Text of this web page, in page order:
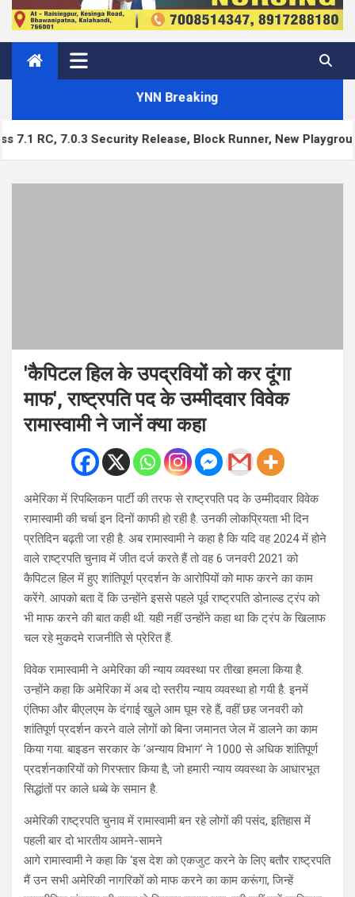
YNN Breaking
Release, Block Runner, New Playground UI and more —
'कैपिटल हिल के उपद्रवियों को कर दूंगा
माफ', राष्ट्रपति पद के उम्मीदवार विवेक
रामास्वामी ने जानें क्या कहा
अमेरिका में रिपब्लिकन पार्टी की तरफ से राष्ट्रपति पद के उम्मीदवार विवेक
रामास्वामी की चर्चा इन दिनों काफी हो रही है. उनकी लोकप्रियता भी दिन
प्रतिदिन बढ़ती जा रही है. अब रामास्वामी ने कहा है कि यदि वह 2024 में होने
वाले राष्ट्रपति चुनाव में जीत दर्ज करते हैं तो वह 6 जनवरी 2021 को
कैपिटल हिल में हुए शांतिपूर्ण प्रदर्शन के आरोपियों को माफ करने का काम
करेंगे. आपको बता दें कि उन्होंने इससे पहले पूर्व राष्ट्रपति डोनाल्ड ट्रंप को
भी माफ करने की बात कही थी. यही नहीं उन्होंने कहा था कि ट्रंप के खिलाफ
चल रहे मुकदमे राजनीति से प्रेरित हैं.
विवेक रामास्वामी ने अमेरिका की न्याय व्यवस्था पर तीखा हमला किया है.
उन्होंने कहा कि अमेरिका में अब दो स्तरीय न्याय व्यवस्था हो गयी है. इनमें
एंतिफा और बीएलएम के दंगाई खुले आम घूम रहे हैं, वहीं छह जनवरी को
शांतिपूर्ण प्रदर्शन करने वाले लोगों को बिना जमानत जेल में डालने का काम
किया गया. बाइडन सरकार के ‘अन्याय विभाग’ ने 1000 से अधिक शांतिपूर्ण
प्रदर्शनकारियों को गिरफ्तार किया है, जो हमारी न्याय व्यवस्था के आधारभूत
सिद्धांतों पर काले धब्बे के समान है.
अमेरिकी राष्ट्रपति चुनाव में रामास्वामी बन रहे लोगों की पसंद, इतिहास में
पहली बार दो भारतीय आमने-सामने
आगे रामास्वामी ने कहा कि ‘इस देश को एकजुट करने के लिए बतौर राष्ट्रपति
मैं उन सभी अमेरिकी नागरिकों को माफ करने का काम करूंगा, जिन्हें